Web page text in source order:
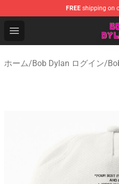
FREE shipping on
Open menu
Bob Dylan Store - Official
ホーム/Bob Dylan ログイン/